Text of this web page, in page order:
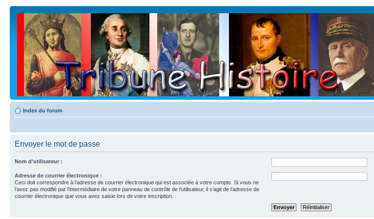
Index du forum
Envoyer le mot de passe
Nom d’utilisateur :
Adresse de courrier électronique :
Ceci doit correspondre à l’adresse de courrier électronique qui est associée à votre compte. Si vous ne
l’avez pas modifié par l’intermédiaire de votre panneau de contrôle de l’utilisateur, il s’agit de l’adresse de
courrier électronique que vous avez saisie lors de votre inscription.